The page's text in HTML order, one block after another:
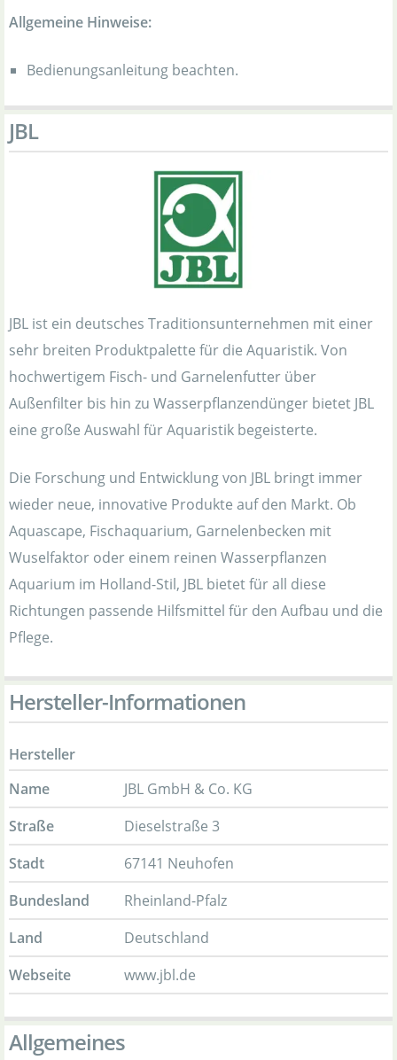
Allgemeine Hinweise:
Bedienungsanleitung beachten.
JBL
JBL ist ein deutsches Traditionsunternehmen mit einer
sehr breiten Produktpalette für die Aquaristik. Von
hochwertigem Fisch- und Garnelenfutter über
Außenfilter bis hin zu Wasserpflanzendünger bietet JBL
eine große Auswahl für Aquaristik begeisterte.
Die Forschung und Entwicklung von JBL bringt immer
wieder neue, innovative Produkte auf den Markt. Ob
Aquascape, Fischaquarium, Garnelenbecken mit
Wuselfaktor oder einem reinen Wasserpflanzen
Aquarium im Holland-Stil, JBL bietet für all diese
Richtungen passende Hilfsmittel für den Aufbau und die
Pflege.
Hersteller-Informationen
Hersteller
Name
JBL GmbH & Co. KG
Straße
Dieselstraße 3
Stadt
67141 Neuhofen
Bundesland
Rheinland-Pfalz
Land
Deutschland
Webseite
www.jbl.de
Allgemeines